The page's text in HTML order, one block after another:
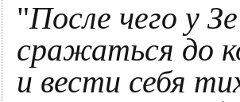
"После чего у
сражаться до
и вести себя